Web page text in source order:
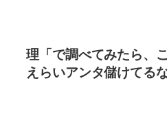
理「で調べてみたら、こ
えらいアンタ儲けてる